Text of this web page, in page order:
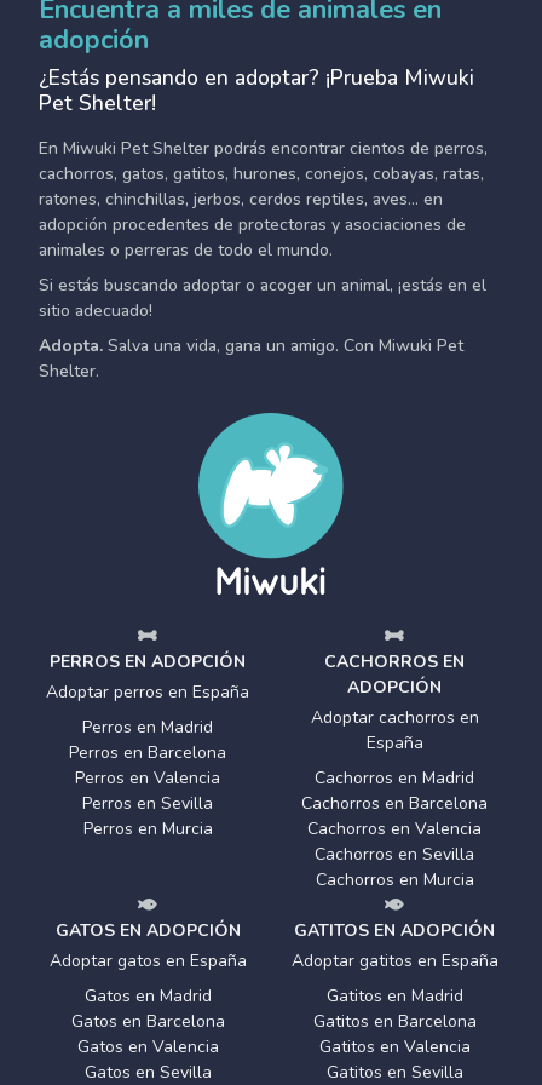
Encuentra a miles de animales en
adopción
¿Estás pensando en adoptar? ¡Prueba Miwuki
Pet Shelter!
En Miwuki Pet Shelter podrás encontrar cientos de perros,
cachorros, gatos, gatitos, hurones, conejos, cobayas, ratas,
ratones, chinchillas, jerbos, cerdos reptiles, aves... en
adopción procedentes de protectoras y asociaciones de
animales o perreras de todo el mundo.
Si estás buscando adoptar o acoger un animal, ¡estás en el
sitio adecuado!
Adopta. Salva una vida, gana un amigo. Con Miwuki Pet
Shelter.
PERROS EN ADOPCIÓN
Adoptar perros en España
Perros en Madrid
Perros en Barcelona
Perros en Valencia
Perros en Sevilla
Perros en Murcia
CACHORROS EN
ADOPCIÓN
Adoptar cachorros en
España
Cachorros en Madrid
Cachorros en Barcelona
Cachorros en Valencia
Cachorros en Sevilla
Cachorros en Murcia
GATOS EN ADOPCIÓN
Adoptar gatos en España
Gatos en Madrid
Gatos en Barcelona
Gatos en Valencia
Gatos en Sevilla
GATITOS EN ADOPCIÓN
Adoptar gatitos en España
Gatitos en Madrid
Gatitos en Barcelona
Gatitos en Valencia
Gatitos en Sevilla